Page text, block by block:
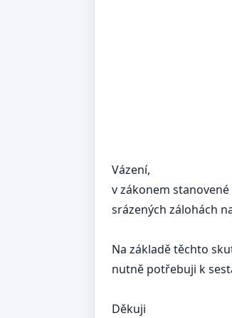
Vázení,
v zákonem
srázených zálohách
Na základě těchto
nutně potřebuji k
Děkuji